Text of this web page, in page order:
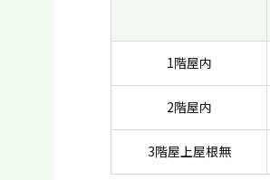
1階屋内
2階屋内
3階屋上屋根無